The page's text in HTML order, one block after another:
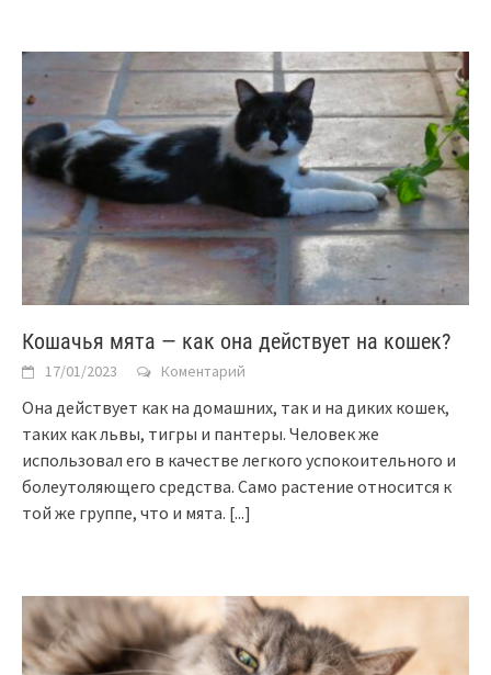
Кошачья мята — как она действует на кошек?
17/01/2023 Коментарий
Она действует как на домашних, так и на диких кошек,
таких как львы, тигры и пантеры. Человек же
использовал его в качестве легкого успокоительного и
болеутоляющего средства. Само растение относится к
той же группе, что и мята. [...]